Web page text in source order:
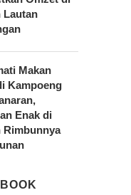
Lautan
Makan
Kampoeng
Enak di
Rimbunnya